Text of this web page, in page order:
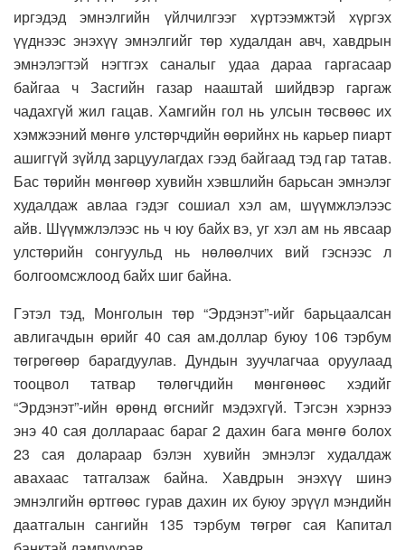
иргэдэд эмнэлгийн үйлчилгээг хүртээмжтэй хүргэх
үүднээс энэхүү эмнэлгийг төр худалдан авч, хавдрын
эмнэлэгтэй нэгтгэх саналыг удаа дараа гаргасаар
байгаа ч Засгийн газар нааштай шийдвэр гаргаж
чадахгүй жил гацав. Хамгийн гол нь улсын төсвөөс их
хэмжээний мөнгө улстөрчдийн өөрийнх нь карьер пиарт
ашиггүй зүйлд зарцуулагдах гээд байгаад тэд гар татав.
Бас төрийн мөнгөөр хувийн хэвшлийн барьсан эмнэлэг
худалдаж авлаа гэдэг сошиал хэл ам, шүүмжлэлээс
айв. Шүүмжлэлээс нь ч юу байх вэ, уг хэл ам нь явсаар
улстөрийн сонгуульд нь нөлөөлчих вий гэснээс л
болгоомсжлоод байх шиг байна.
Гэтэл тэд, Монголын төр “Эрдэнэт”-ийг барьцаалсан
авлигачдын өрийг 40 сая ам.доллар буюу 106 тэрбум
төгрөгөөр барагдуулав. Дундын зуучлагчаа оруулаад
тооцвол татвар төлөгчдийн мөнгөнөөс хэдийг
“Эрдэнэт”-ийн өрөнд өгснийг мэдэхгүй. Тэгсэн хэрнээ
энэ 40 сая доллараас бараг 2 дахин бага мөнгө болох
23 сая долараар бэлэн хувийн эмнэлэг худалдаж
авахаас татгалзаж байна. Хавдрын энэхүү шинэ
эмнэлгийн өртгөөс гурав дахин их буюу эрүүл мэндийн
даатгалын сангийн 135 тэрбум төгрөг сая Капитал